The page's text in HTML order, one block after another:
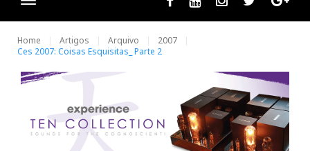
Facebook
Youtube InstagramTwitter
Home Artigos Arquivo
2007
Ces 2007: Coisas Esquisitas_ Parte 2